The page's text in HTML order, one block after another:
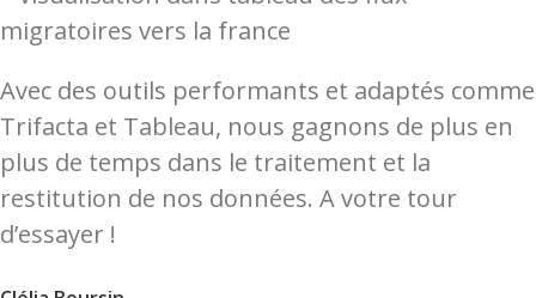
Avec des outils performants et adaptés comme
Trifacta et Tableau, nous gagnons de plus en
plus de temps dans le traitement et la
restitution de nos données. A votre tour
d’essayer !